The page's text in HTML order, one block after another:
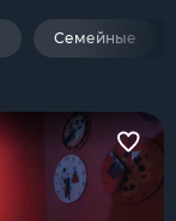
Семейные